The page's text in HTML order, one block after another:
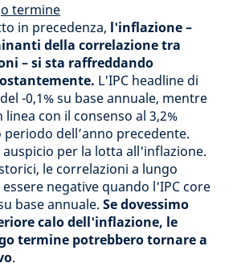
termine
in precedenza, l'inflazione –
della correlazione tra
– si sta raffreddando
L'IPC headline di
-0,1% su base annuale, mentre
con il consenso al 3,2%
dell’anno precedente.
per la lotta all'inflazione.
le correlazioni a lungo
negative quando l'IPC core
base annuale. Se dovessimo
calo dell'inflazione, le
termine potrebbero tornare a
.